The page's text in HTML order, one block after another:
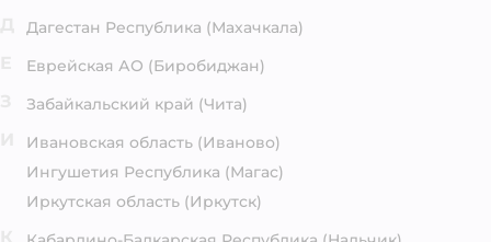
Дагестан Республика (Махачкала)
Еврейская АО (Биробиджан)
Забайкальский край (Чита)
Ивановская область (Иваново)
Ингушетия Республика (Магас)
Иркутская область (Иркутск)